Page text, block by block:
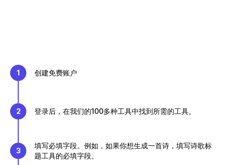
1 创建免费账户
2 登录后，在我们的100多种工具中找到所需的工具。
3
填写必填字段。例如，如果你想生成一首诗，填写诗歌标
题工具的必填字段。